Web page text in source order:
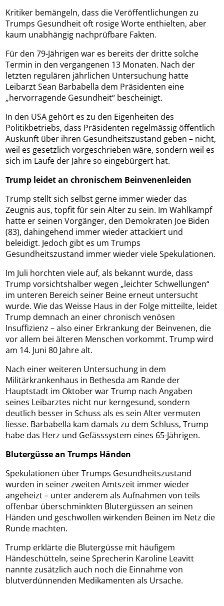
Kritiker bemängeln, dass die Veröffentlichungen zu
Trumps Gesundheit oft rosige Worte enthielten, aber
kaum unabhängig nachprüfbare Fakten.
Für den 79-Jährigen war es bereits der dritte solche
Termin in den vergangenen 13 Monaten. Nach der
letzten regulären jährlichen Untersuchung hatte
Leibarzt Sean Barbabella dem Präsidenten eine
„hervorragende Gesundheit“ bescheinigt.
In den USA gehört es zu den Eigenheiten des
Politikbetriebs, dass Präsidenten regelmässig öffentlich
Auskunft über ihren Gesundheitszustand geben – nicht,
weil es gesetzlich vorgeschrieben wäre, sondern weil es
sich im Laufe der Jahre so eingebürgert hat.
Trump leidet an chronischem Beinvenenleiden
Trump stellt sich selbst gerne immer wieder das
Zeugnis aus, topfit für sein Alter zu sein. Im Wahlkampf
hatte er seinen Vorgänger, den Demokraten Joe Biden
(83), dahingehend immer wieder attackiert und
beleidigt. Jedoch gibt es um Trumps
Gesundheitszustand immer wieder viele Spekulationen.
Im Juli horchten viele auf, als bekannt wurde, dass
Trump vorsichtshalber wegen „leichter Schwellungen“
im unteren Bereich seiner Beine erneut untersucht
wurde. Wie das Weisse Haus in der Folge mitteilte, leidet
Trump demnach an einer chronisch venösen
Insuffizienz – also einer Erkrankung der Beinvenen, die
vor allem bei älteren Menschen vorkommt. Trump wird
am 14. Juni 80 Jahre alt.
Nach einer weiteren Untersuchung in dem
Militärkrankenhaus in Bethesda am Rande der
Hauptstadt im Oktober war Trump nach Angaben
seines Leibarztes nicht nur kerngesund, sondern
deutlich besser in Schuss als es sein Alter vermuten
liesse. Barbabella kam damals zu dem Schluss, Trump
habe das Herz und Gefässsystem eines 65-Jährigen.
Blutergüsse an Trumps Händen
Spekulationen über Trumps Gesundheitszustand
wurden in seiner zweiten Amtszeit immer wieder
angeheizt – unter anderem als Aufnahmen von teils
offenbar überschminkten Blutergüssen an seinen
Händen und geschwollen wirkenden Beinen im Netz die
Runde machten.
Trump erklärte die Blutergüsse mit häufigem
Händeschütteln, seine Sprecherin Karoline Leavitt
nannte zusätzlich auch noch die Einnahme von
blutverdünnenden Medikamenten als Ursache.